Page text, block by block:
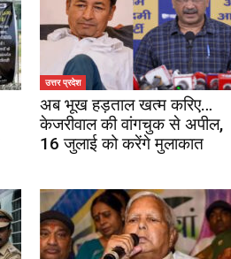
उत्तर प्रदेश
अब भूख हड़ताल खत्म करिए…
केजरीवाल की वांगचुक से अपील,
16 जुलाई को करेंगे मुलाकात